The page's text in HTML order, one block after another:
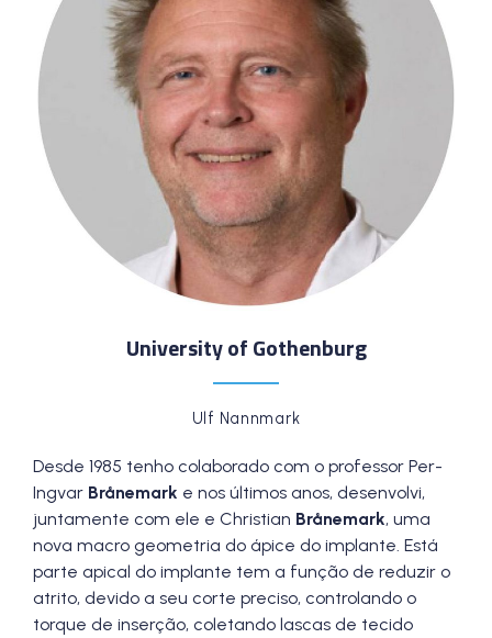
University of Gothenburg
Ulf Nannmark
Desde 1985 tenho colaborado com o professor Per-
Ingvar Brånemark e nos últimos anos, desenvolvi,
juntamente com ele e Christian Brånemark, uma
nova macro geometria do ápice do implante. Está
parte apical do implante tem a função de reduzir o
atrito, devido a seu corte preciso, controlando o
torque de inserção, coletando lascas de tecido